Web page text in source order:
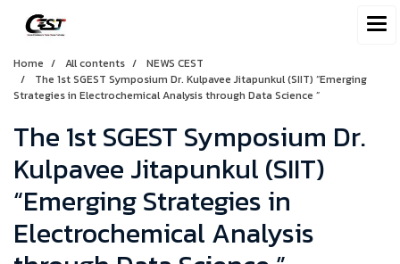
Home All contents
NEWS CEST
The 1st SGEST Symposium Dr. Kulpavee Jitapunkul (SIIT) “Emerging
Strategies in Electrochemical Analysis through Data Science ”
The 1st SGEST Symposium Dr.
Kulpavee Jitapunkul (SIIT)
“Emerging Strategies in
Electrochemical Analysis